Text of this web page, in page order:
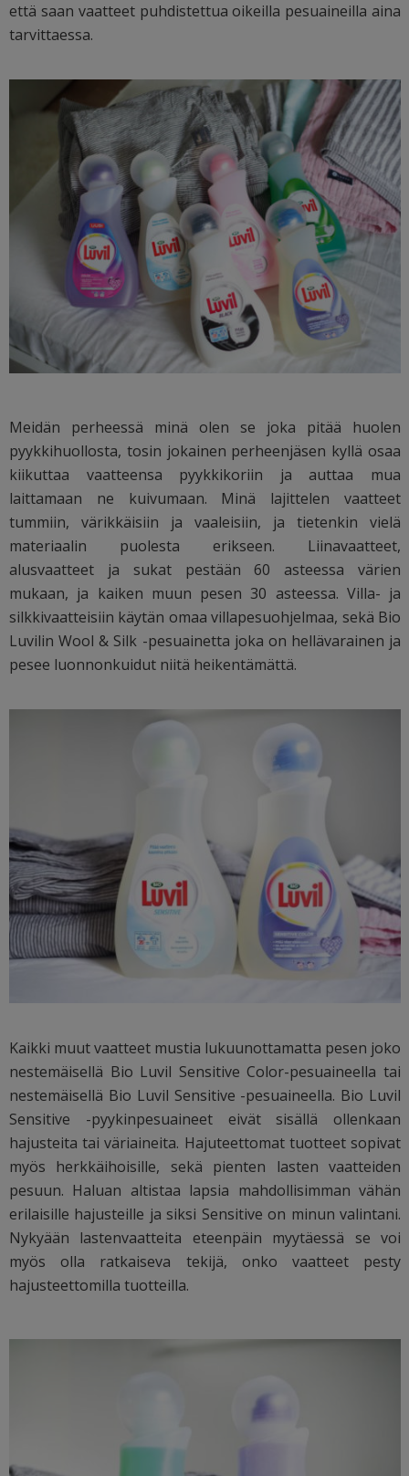
että saan vaatteet puhdistettua oikeilla pesuaineilla aina
tarvittaessa.
Meidän perheessä minä olen se joka pitää huolen
pyykkihuollosta, tosin jokainen perheenjäsen kyllä osaa
kiikuttaa vaatteensa pyykkikoriin ja auttaa mua
laittamaan ne kuivumaan. Minä lajittelen vaatteet
tummiin, värikkäisiin ja vaaleisiin, ja tietenkin vielä
materiaalin puolesta erikseen. Liinavaatteet,
alusvaatteet ja sukat pestään 60 asteessa värien
mukaan, ja kaiken muun pesen 30 asteessa. Villa- ja
silkkivaatteisiin käytän omaa villapesuohjelmaa, sekä Bio
Luvilin Wool & Silk -pesuainetta joka on hellävarainen ja
pesee luonnonkuidut niitä heikentämättä.
Kaikki muut vaatteet mustia lukuunottamatta pesen joko
nestemäisellä Bio Luvil Sensitive Color-pesuaineella tai
nestemäisellä Bio Luvil Sensitive -pesuaineella. Bio Luvil
Sensitive -pyykinpesuaineet eivät sisällä ollenkaan
hajusteita tai väriaineita. Hajuteettomat tuotteet sopivat
myös herkkäihoisille, sekä pienten lasten vaatteiden
pesuun. Haluan altistaa lapsia mahdollisimman vähän
erilaisille hajusteille ja siksi Sensitive on minun valintani.
Nykyään lastenvaatteita eteenpäin myytäessä se voi
myös olla ratkaiseva tekijä, onko vaatteet pesty
hajusteettomilla tuotteilla.